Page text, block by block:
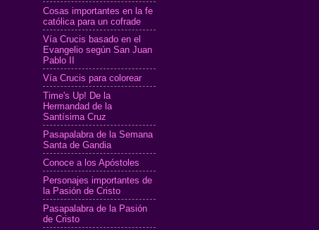
Cosas importantes en la fe
católica para un cofrade
Vía Crucis basado en el
Evangelio según San Juan
Pablo II
Vía Crucis para colorear
Time's Up! De la
Hermandad de la
Santísima Cruz
Pasapalabra de la Semana
Santa de Gandia
Conoce a los Apóstoles
Personajes importantes de
la Pasión de Cristo
Pasapalabra de la Pasión
de Cristo